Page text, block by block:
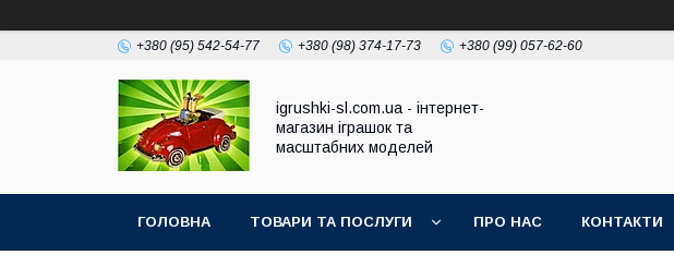
+380 (95) 542-54-77 +380 (98) 374-17-73 +380 (99) 057-62-60
igrushki-sl.com.ua - інтернет-
магазин іграшок та
масштабних моделей
ГОЛОВНА ТОВАРИ ТА ПОСЛУГИ ПРО НАС КОНТАКТИ